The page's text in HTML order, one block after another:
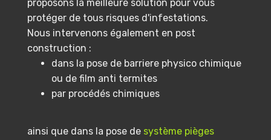
proposons la meilleure solution pour vous
protéger de tous risques d'infestations.
Nous intervenons également en post
construction :
dans la pose de barriere physico chimique
ou de film anti termites
par procédés chimiques
ainsi que dans la pose de système pièges